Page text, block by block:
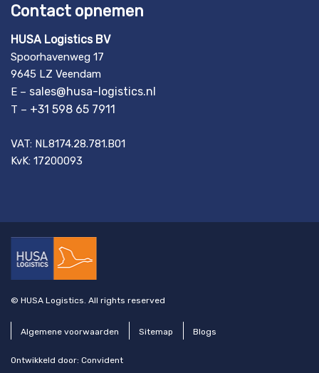
Contact opnemen
HUSA Logistics BV
Spoorhavenweg 17
9645 LZ Veendam
E – sales@husa-logistics.nl
T – +31 598 65 7911
VAT: NL8174.28.781.B01
KvK: 17200093
© HUSA Logistics. All rights reserved
Algemene voorwaarden Sitemap Blogs
Ontwikkeld door: Convident